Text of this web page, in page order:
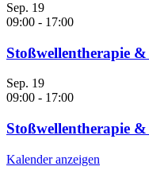
Sep. 19
09:00 - 17:00
Stoßwellentherapie
Sep. 19
09:00 - 17:00
Stoßwellentherapie
Kalender anzeigen